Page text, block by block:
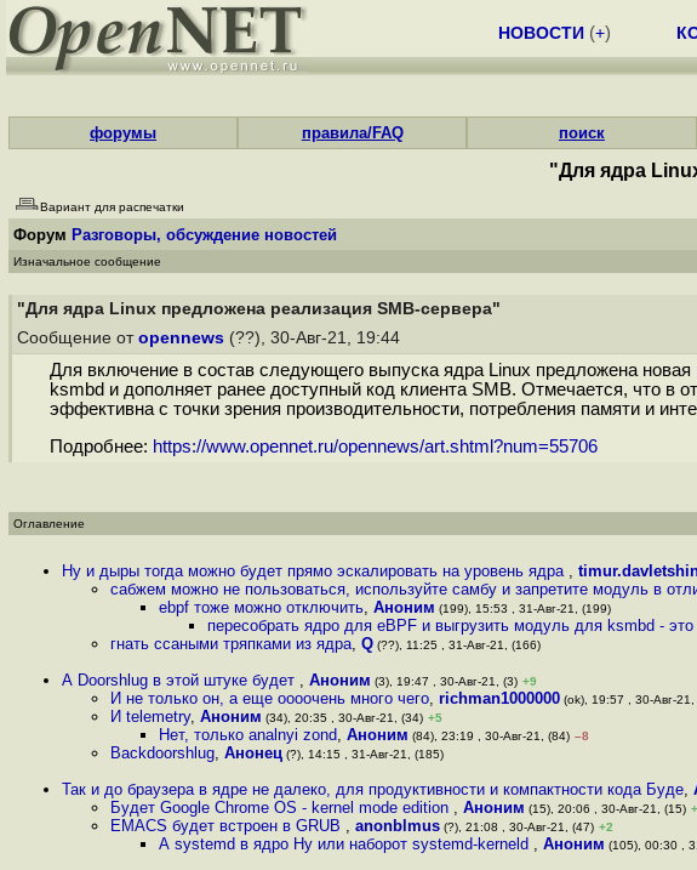
НОВОСТИ (+)
форумы правила/FAQ поиск
"Для ядра
Вариант для распечатки
Форум Разговоры, обсуждение новостей
Изначальное сообщение
"Для ядра Linux предложена реализация SMB-сервера"
Сообщение от opennews (??), 30-Авг-21, 19:44
Для включение в состав следующего выпуска ядра Linux предложена
ksmbd и дополняет ранее доступный код клиента SMB. Отмечается, что в
эффективна с точки зрения производительности, потребления памяти и
Подробнее: https://www.opennet.ru/opennews/art.shtml?num=55706
Оглавление
Ну и дыры тогда можно будет прямо эскалировать на уровень ядра ,
сабжем можно не пользоваться, используйте самбу и запретите модуль в
ebpf тоже можно отключить, Аноним (199), 15:53 , 31-Авг-21, (199)
пересобрать ядро для eBPF и выгрузить модуль для ksmbd -
гнать ссаными тряпками из ядра, Q (??), 11:25 , 31-Авг-21, (166)
А Doorshlug в этой штуке будет , Аноним (3), 19:47 , 30-Авг-21, (3) +9
И не только он, а еще оооочень много чего, richman1000000 (ok), 19:57 , 30-Авг-21,
И telemetry, Аноним (34), 20:35 , 30-Авг-21, (34) +5
Нет, только analnyi zond, Аноним (84), 23:19 , 30-Авг-21, (84) –8
Backdoorshlug, Анонец (?), 14:15 , 31-Авг-21, (185)
Так и до браузера в ядре не далеко, для продуктивности и компактности кода Буде,
Будет Google Chrome OS - kernel mode edition , Аноним (15), 20:06 , 30-Авг-21, (15)
EMACS будет встроен в GRUB , anonblmus (?), 21:08 , 30-Авг-21, (47) +2
А systemd в ядро Ну или наборот systemd-kerneld , Аноним (105), 00:30 ,